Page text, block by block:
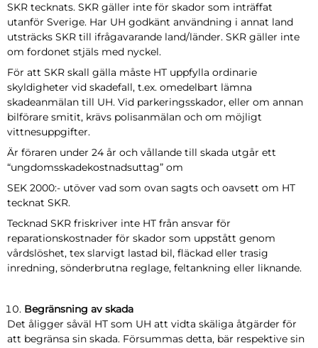
SKR tecknats. SKR gäller inte för skador som inträffat
utanför Sverige. Har UH godkänt användning i annat land
utsträcks SKR till ifrågavarande land/länder. SKR gäller inte
om fordonet stjäls med nyckel.
För att SKR skall gälla måste HT uppfylla ordinarie
skyldigheter vid skadefall, t.ex. omedelbart lämna
skadeanmälan till UH. Vid parkeringsskador, eller om annan
bilförare smitit, krävs polisanmälan och om möjligt
vittnesuppgifter.
Är föraren under 24 år och vållande till skada utgår ett
“ungdomsskadekostnadsuttag” om
SEK 2000:- utöver vad som ovan sagts och oavsett om HT
tecknat SKR.
Tecknad SKR friskriver inte HT från ansvar för
reparationskostnader för skador som uppstått genom
vårdslöshet, tex slarvigt lastad bil, fläckad eller trasig
inredning, sönderbrutna reglage, feltankning eller liknande.
Begränsning av skada
Det åligger såväl HT som UH att vidta skäliga åtgärder för
att begränsa sin skada. Försummas detta, bär respektive sin